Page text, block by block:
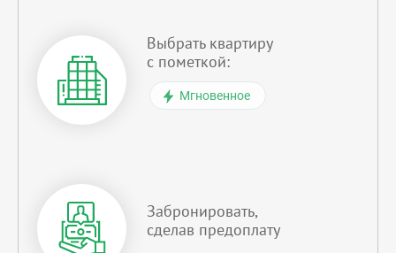
Выбрать квартиру
с пометкой:
Мгновенное
Забронировать,
сделав предоплату